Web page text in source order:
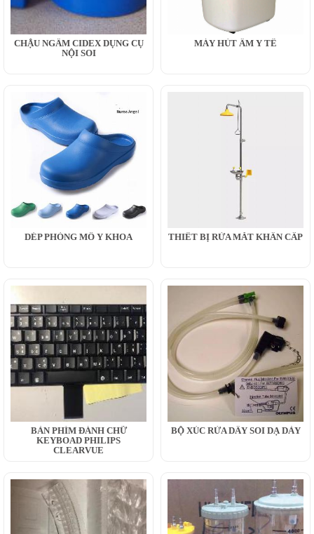
CHẬU NGÂM CIDEX DỤNG CỤ
NỘI SOI
MÁY HÚT ẨM Y TẾ
DÉP PHÒNG MỔ Y KHOA THIẾT BỊ RỬA MẮT KHẨN CẤP
BÀN PHÍM ĐÁNH CHỮ
KEYBOAD PHILIPS
CLEARVUE
BỘ XÚC RỬA DÂY SOI DẠ DÀY